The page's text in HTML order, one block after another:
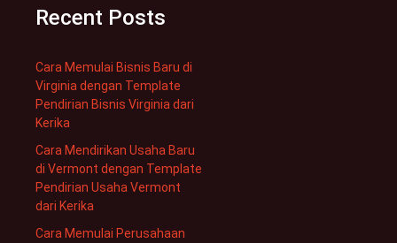
Recent Posts
Cara Memulai Bisnis Baru di
Virginia dengan Template
Pendirian Bisnis Virginia dari
Kerika
Cara Mendirikan Usaha Baru
di Vermont dengan Template
Pendirian Usaha Vermont
dari Kerika
Cara Memulai Perusahaan